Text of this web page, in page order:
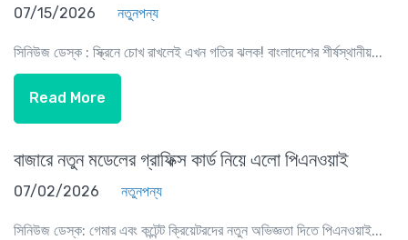
07/15/2026 নতুনপন্য
সিনিউজ ডেস্ক : স্ক্রিনে চোখ রাখলেই এখন গতির ঝলক! বাংলাদেশের শীর্ষস্থানীয়...
Read More
বাজারে নতুন মডেলের গ্রাফিক্স কার্ড নিয়ে এলো পিএনওয়াই
07/02/2026 নতুনপন্য
সিনিউজ ডেস্ক: গেমার এবং কন্টেন্ট ক্রিয়েটরদের নতুন অভিজ্ঞতা দিতে পিএনওয়াই...